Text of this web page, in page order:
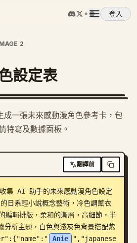
登入
2
設定表
一張未來感動漫角色參考卡，包
特寫及數據面板。
翻譯前
AI 助手的未來感動漫角色設定
系輕小說概念藝術，冷色調薰衣
編輯排版，柔和的漸層，高細節，半
分析主題，白色與淺灰色背景搭配紫
Anie
","japanese